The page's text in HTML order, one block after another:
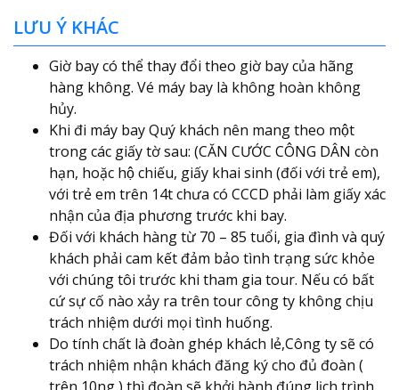
LƯU Ý KHÁC
Giờ bay có thể thay đổi theo giờ bay của hãng
hàng không. Vé máy bay là không hoàn không
hủy.
Khi đi máy bay Quý khách nên mang theo một
trong các giấy tờ sau: (CĂN CƯỚC CÔNG DÂN còn
hạn, hoặc hộ chiếu, giấy khai sinh (đối với trẻ em),
với trẻ em trên 14t chưa có CCCD phải làm giấy xác
nhận của địa phương trước khi bay.
Đối với khách hàng từ 70 – 85 tuổi, gia đình và quý
khách phải cam kết đảm bảo tình trạng sức khỏe
với chúng tôi trước khi tham gia tour. Nếu có bất
cứ sự cố nào xảy ra trên tour công ty không chịu
trách nhiệm dưới mọi tình huống.
Do tính chất là đoàn ghép khách lẻ,Công ty sẽ có
trách nhiệm nhận khách đăng ký cho đủ đoàn (